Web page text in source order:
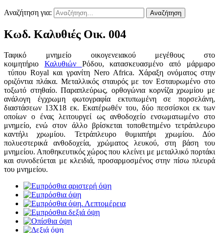
Αναζήτηση για:
Κωδ. Καλυθιές Οικ. 004
Ταφικό μνημείο οικογενειακού μεγέθους στο
κοιμητήριο Καλυθιών Ρόδου, κατασκευασμένο από μάρμαρο
τύπου Royal και γρανίτη Nero Africa. Χάραξη ονόματος στην
οριζόντια πλάκα. Μεταλλικός σταυρός με τον Εσταυρωμένο στο
τοξωτό στηθαίο. Παραπλεύρως, ορθογώνια κορνίζα χρωμίου με
ανάλογη έγχρωμη φωτογραφία εκτυπωμένη σε πορσελάνη,
διαστάσεων 13Χ18 εκ. Εκατέρωθέν του, δύο πεσσίσκοι εκ των
οποίων ο ένας λειτουργεί ως ανθοδοχείο ενσωματωμένο στο
μνημείο, ενώ στον άλλο βρίσκεται τοποθετημένο τετράπλευρο
καντήλι χρωμίου. Τετράπλευρο θυμιατήρι χρωμίου. Δύο
πολυεστερικά ανθοδοχεία, χρώματος λευκού, στη βάση του
μνημείου. Αποθηκευτικός χώρος που κλείνει με μεταλλικό πορτάκι
και συνοδεύεται με κλειδιά, προσαρμοσμένος στην πίσω πλευρά
του μνημείου.